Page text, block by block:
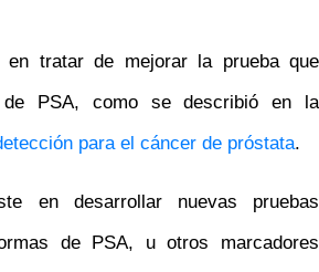
en tratar de mejorar la prueba que
PSA, como se describió en la
para el cáncer de próstata.
en desarrollar nuevas pruebas
de PSA, u otros marcadores